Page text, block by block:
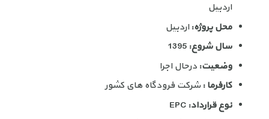
کتاب و مقالات علمی
کارخانه اسکلت فلزی
تماس با ما
اردبیل
محل پروژه:اردبیل
سال شروع: 1395
وضعیت:درحال اجرا
کارفرما :شرکت فرودگاه های کشور
نوع قرارداد: EPC